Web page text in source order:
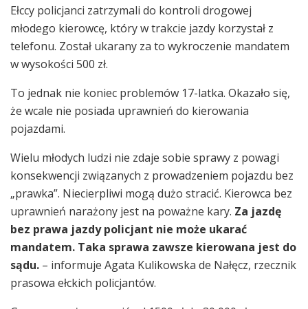
Ełccy policjanci zatrzymali do kontroli drogowej
młodego kierowcę, który w trakcie jazdy korzystał z
telefonu. Został ukarany za to wykroczenie mandatem
w wysokości 500 zł.
To jednak nie koniec problemów 17-latka. Okazało się,
że wcale nie posiada uprawnień do kierowania
pojazdami.
Wielu młodych ludzi nie zdaje sobie sprawy z powagi
konsekwencji związanych z prowadzeniem pojazdu bez
„prawka”. Niecierpliwi mogą dużo stracić. Kierowca bez
uprawnień narażony jest na poważne kary. Za jazdę
bez prawa jazdy policjant nie może ukarać
mandatem. Taka sprawa zawsze kierowana jest do
sądu. – informuje Agata Kulikowska de Nałęcz, rzecznik
prasowa ełckich policjantów.